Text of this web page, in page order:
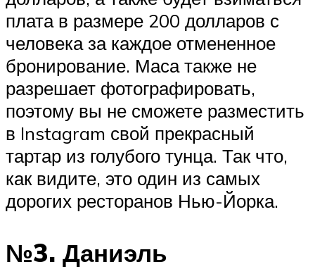
плата в размере 200 долларов с
человека за каждое отмененное
бронирование. Маса также не
разрешает фотографировать,
поэтому вы не сможете разместить
в Instagram свой прекрасный
тартар из голубого тунца. Так что,
как видите, это один из самых
дорогих ресторанов Нью-Йорка.
№3. Даниэль